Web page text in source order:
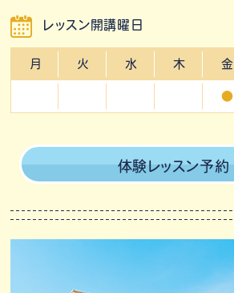
レッスン開講曜日
月 火 水 木 金
●
体験レッスン予約